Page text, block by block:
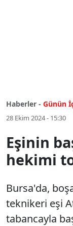
Haberler - Günün
28 Ekim 2024 - 15:30
Eşinin
hekimi
Bursa'da,
teknikeri eşi
tabancayla